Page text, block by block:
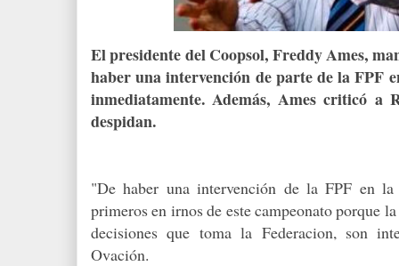
El presidente del Coopsol, Freddy Ames,
haber una intervención de parte de la FPF
inmediatamente. Además, Ames criticó
despidan.
"De haber una intervención de la FPF en la
primeros en irnos de este campeonato porque
decisiones que toma la Federacion, son
Ovación.